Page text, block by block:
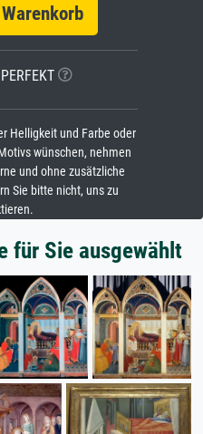
PERFEKT
Helligkeit und Farbe oder
wünschen, nehmen
und ohne zusätzliche
Sie bitte nicht, uns zu
für Sie ausgewählt